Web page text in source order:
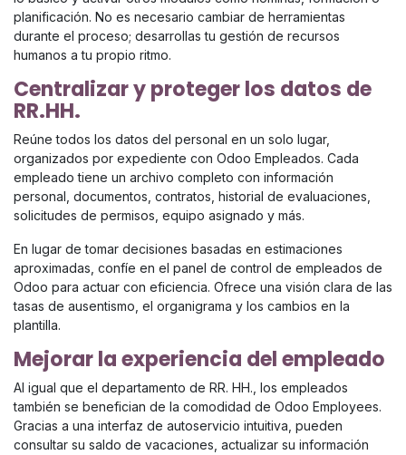
planificación. No es necesario cambiar de herramientas
durante el proceso; desarrollas tu gestión de recursos
humanos a tu propio ritmo.
Centralizar y proteger los datos de
RR.HH.
Reúne todos los datos del personal en un solo lugar,
organizados por expediente con Odoo Empleados. Cada
empleado tiene un archivo completo con información
personal, documentos, contratos, historial de evaluaciones,
solicitudes de permisos, equipo asignado y más.
En lugar de tomar decisiones basadas en estimaciones
aproximadas, confíe en el panel de control de empleados de
Odoo para actuar con eficiencia. Ofrece una visión clara de las
tasas de ausentismo, el organigrama y los cambios en la
plantilla.
Mejorar la experiencia del empleado
Al igual que el departamento de RR. HH., los empleados
también se benefician de la comodidad de Odoo Employees.
Gracias a una interfaz de autoservicio intuitiva, pueden
consultar su saldo de vacaciones, actualizar su información